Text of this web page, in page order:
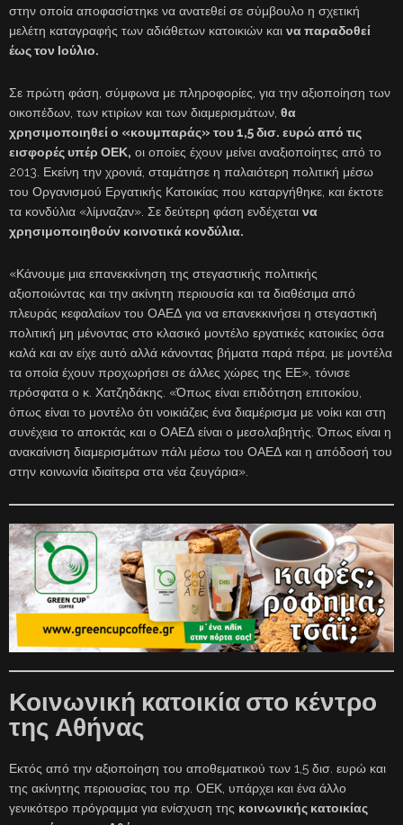
στην οποία αποφασίστηκε να ανατεθεί σε σύμβουλο η σχετική
μελέτη καταγραφής των αδιάθετων κατοικιών και να παραδοθεί
έως τον Ιούλιο.
Σε πρώτη φάση, σύμφωνα με πληροφορίες, για την αξιοποίηση των
οικοπέδων, των κτιρίων και των διαμερισμάτων, θα
χρησιμοποιηθεί ο «κουμπαράς» του 1,5 δισ. ευρώ από τις
εισφορές υπέρ ΟΕΚ, οι οποίες έχουν μείνει αναξιοποίητες από το
2013. Εκείνη την χρονιά, σταμάτησε η παλαιότερη πολιτική μέσω
του Οργανισμού Εργατικής Κατοικίας που καταργήθηκε, και έκτοτε
τα κονδύλια «λίμναζαν». Σε δεύτερη φάση ενδέχεται να
χρησιμοποιηθούν κοινοτικά κονδύλια.
«Κάνουμε μια επανεκκίνηση της στεγαστικής πολιτικής
αξιοποιώντας και την ακίνητη περιουσία και τα διαθέσιμα από
πλευράς κεφαλαίων του ΟΑΕΔ για να επανεκκινήσει η στεγαστική
πολιτική μη μένοντας στο κλασικό μοντέλο εργατικές κατοικίες όσα
καλά και αν είχε αυτό αλλά κάνοντας βήματα παρά πέρα, με μοντέλα
τα οποία έχουν προχωρήσει σε άλλες χώρες της ΕΕ», τόνισε
πρόσφατα ο κ. Χατζηδάκης. «Όπως είναι επιδότηση επιτοκίου,
όπως είναι το μοντέλο ότι νοικιάζεις ένα διαμέρισμα με νοίκι και στη
συνέχεια το αποκτάς και ο ΟΑΕΔ είναι ο μεσολαβητής. Όπως είναι η
ανακαίνιση διαμερισμάτων πάλι μέσω του ΟΑΕΔ και η απόδοσή του
στην κοινωνία ιδιαίτερα στα νέα ζευγάρια».
Κοινωνική κατοικία στο κέντρο
της Αθήνας
Εκτός από την αξιοποίηση του αποθεματικού των 1,5 δισ. ευρώ και
της ακίνητης περιουσίας του πρ. ΟΕΚ, υπάρχει και ένα άλλο
γενικότερο πρόγραμμα για ενίσχυση της κοινωνικής κατοικίας